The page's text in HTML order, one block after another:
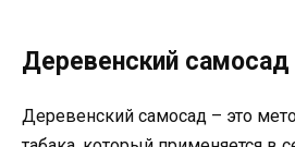
Деревенский самосад
Деревенский самосад – это